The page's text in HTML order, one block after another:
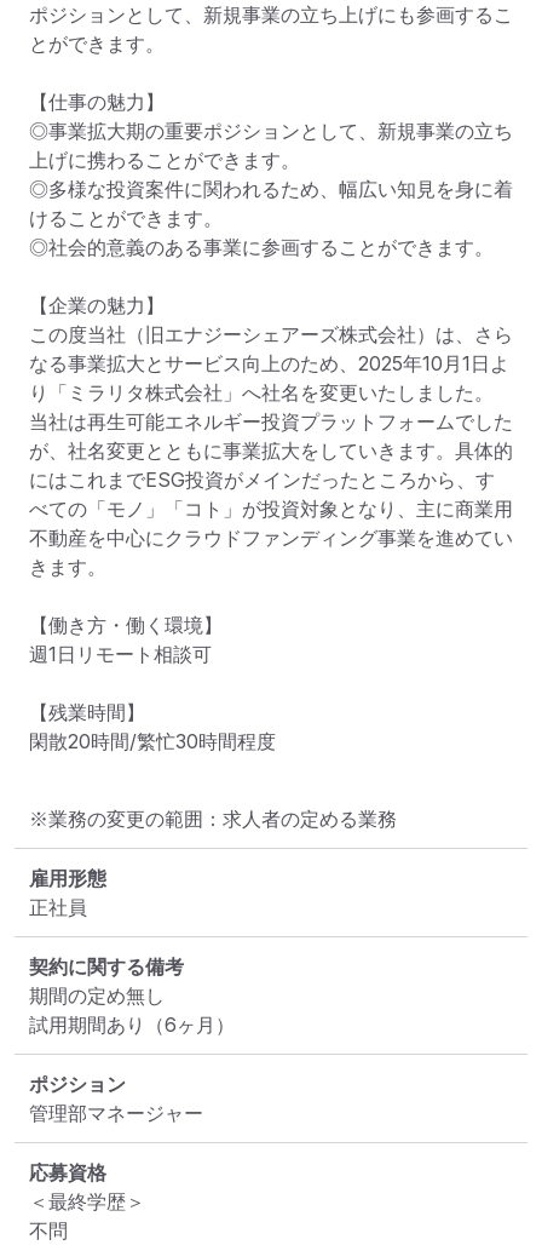
ポジションとして、新規事業の立ち上げにも参画するこ
とができます。
【仕事の魅力】
◎事業拡大期の重要ポジションとして、新規事業の立ち
上げに携わることができます。
◎多様な投資案件に関われるため、幅広い知見を身に着
けることができます。
◎社会的意義のある事業に参画することができます。
【企業の魅力】
この度当社（旧エナジーシェアーズ株式会社）は、さら
なる事業拡大とサービス向上のため、2025年10月1日よ
り「ミラリタ株式会社」へ社名を変更いたしました。
当社は再生可能エネルギー投資プラットフォームでした
が、社名変更とともに事業拡大をしていきます。具体的
にはこれまでESG投資がメインだったところから、す
べての「モノ」「コト」が投資対象となり、主に商業用
不動産を中心にクラウドファンディング事業を進めてい
きます。
【働き方・働く環境】
週1日リモート相談可
【残業時間】
閑散20時間/繁忙30時間程度
※業務の変更の範囲：求人者の定める業務
雇用形態
正社員
契約に関する備考
期間の定め無し
試用期間あり（6ヶ月）
ポジション
管理部マネージャー
応募資格
＜最終学歴＞
不問